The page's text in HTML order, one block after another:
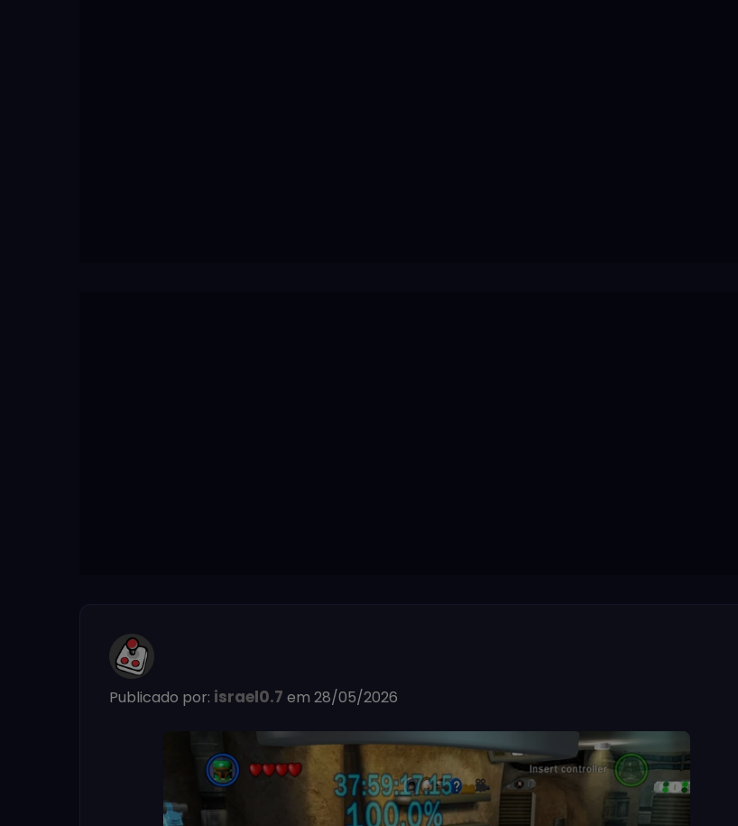
Publicado por: israel0.7 em 28/05/2026